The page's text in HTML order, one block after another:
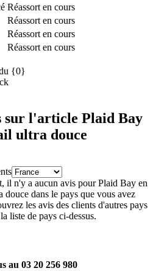
Réassort en cours
Réassort en cours
Réassort en cours
Réassort en cours
{0}
sur l'article Plaid Bay
ultra douce
il n'y a aucun avis pour Plaid Bay en
douce dans le pays que vous avez
les avis des clients d'autres pays
liste de pays ci-dessus.
au 03 20 256 980